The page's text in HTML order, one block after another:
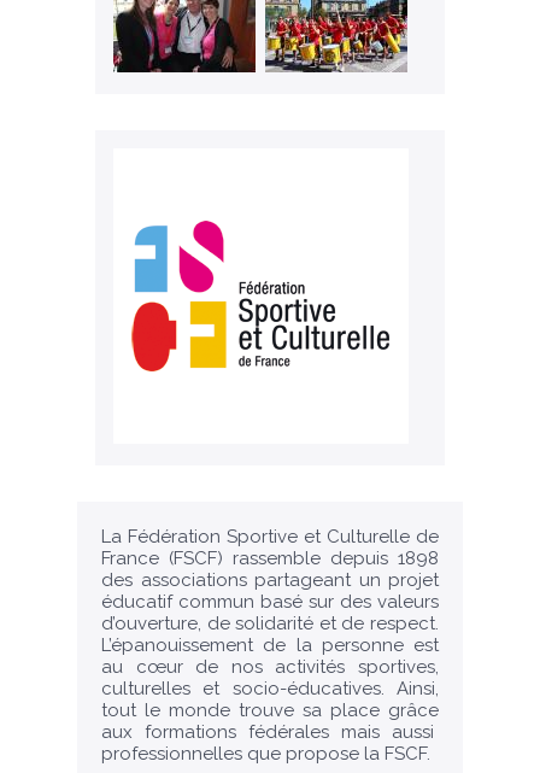
La Fédération Sportive et Culturelle de
France (FSCF) rassemble depuis 1898
des associations partageant un projet
éducatif commun basé sur des valeurs
d’ouverture, de solidarité et de respect.
L’épanouissement de la personne est
au cœur de nos activités sportives,
culturelles et socio-éducatives. Ainsi,
tout le monde trouve sa place grâce
aux formations fédérales mais aussi
professionnelles que propose la FSCF.